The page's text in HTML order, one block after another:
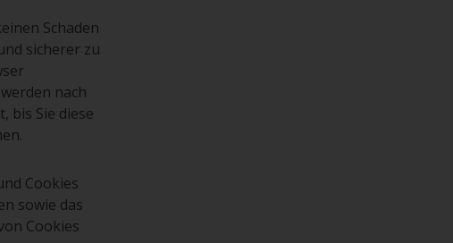
Schaden
sicherer zu
nach
bis Sie diese
Cookies
sowie das
Cookies